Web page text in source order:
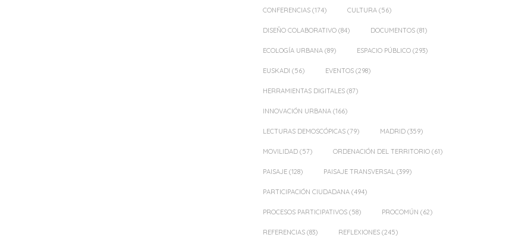
CONFERENCIAS (174) CULTURA (56)
DISEÑO COLABORATIVO (84) DOCUMENTOS (81)
ECOLOGÍA URBANA (89) ESPACIO PÚBLICO (293)
EUSKADI (56) EVENTOS (298)
HERRAMIENTAS DIGITALES (87)
INNOVACIÓN URBANA (166)
LECTURAS DEMOSCÓPICAS (79) MADRID (359)
MOVILIDAD (57) ORDENACIÓN DEL TERRITORIO (61)
PAISAJE (128) PAISAJE TRANSVERSAL (399)
PARTICIPACIÓN CIUDADANA (494)
PROCESOS PARTICIPATIVOS (58) PROCOMÚN (62)
REFERENCIAS (83) REFLEXIONES (245)